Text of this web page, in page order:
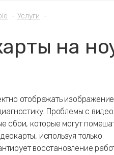
Услуги
на
отображать
Проблемы с
сбои, которые могут
используя только
восстановление